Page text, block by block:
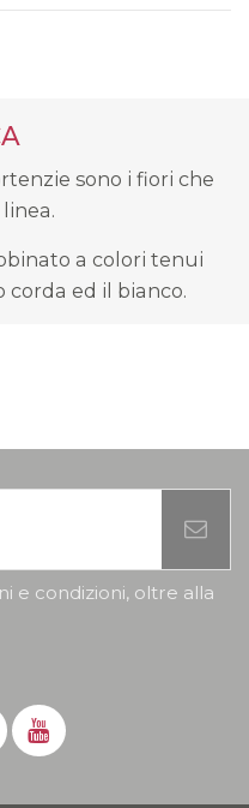
sono i fiori che
a colori tenui
ed il bianco.
e condizioni, oltre alla